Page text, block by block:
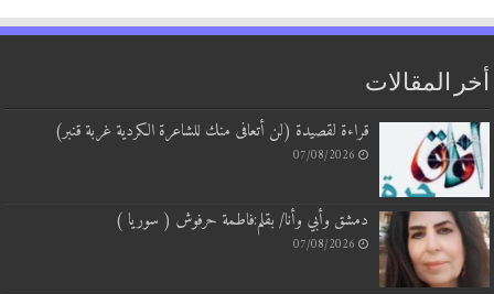
أخر المقالات
قراءة لقصيدة (لن أتعافى منك للشاعرة الكردية غربة قنبر)
07/08/2026
دمشق وأبي وأنا/ بقلم:فاطمة حرفوش ( سوريا )
07/08/2026